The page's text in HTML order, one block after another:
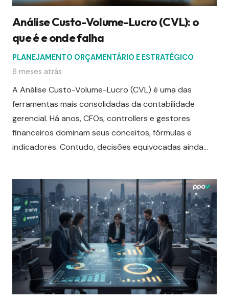
Análise Custo-Volume-Lucro (CVL): o
que é e onde falha
PLANEJAMENTO ORÇAMENTÁRIO E ESTRATÉGICO
6 meses atrás
A Análise Custo-Volume-Lucro (CVL) é uma das
ferramentas mais consolidadas da contabilidade
gerencial. Há anos, CFOs, controllers e gestores
financeiros dominam seus conceitos, fórmulas e
indicadores. Contudo, decisões equivocadas ainda…